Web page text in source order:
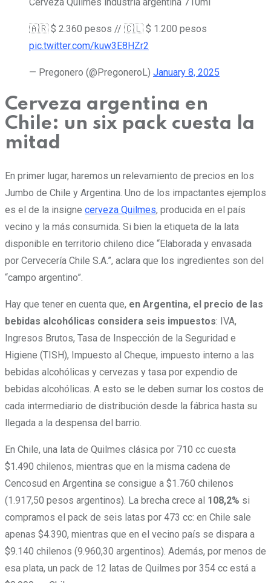
🇦🇷 $ 2.360 pesos // 🇨🇱 $ 1.200 pesos
pic.twitter.com/kuw3E8HZr2
— Pregonero (@PregoneroL) January 8, 2025
Cerveza argentina en
Chile: un six pack cuesta la
mitad
En primer lugar, haremos un relevamiento de precios en los
Jumbo de Chile y Argentina. Uno de los impactantes ejemplos
es el de la insigne cerveza Quilmes, producida en el país
vecino y la más consumida. Si bien la etiqueta de la lata
disponible en territorio chileno dice “Elaborada y envasada
por Cervecería Chile S.A.”, aclara que los ingredientes son del
“campo argentino”.
Hay que tener en cuenta que, en Argentina, el precio de las
bebidas alcohólicas considera seis impuestos: IVA,
Ingresos Brutos, Tasa de Inspección de la Seguridad e
Higiene (TISH), Impuesto al Cheque, impuesto interno a las
bebidas alcohólicas y cervezas y tasa por expendio de
bebidas alcohólicas. A esto se le deben sumar los costos de
cada intermediario de distribución desde la fábrica hasta su
llegada a la despensa del barrio.
En Chile, una lata de Quilmes clásica por 710 cc cuesta
$1.490 chilenos, mientras que en la misma cadena de
Cencosud en Argentina se consigue a $1.760 chilenos
(1.917,50 pesos argentinos). La brecha crece al 108,2% si
compramos el pack de seis latas por 473 cc: en Chile sale
apenas $4.390, mientras que en el vecino país se dispara a
$9.140 chilenos (9.960,30 argentinos). Además, por menos de
esa plata, un pack de 12 latas de Quilmes por 354 cc está a